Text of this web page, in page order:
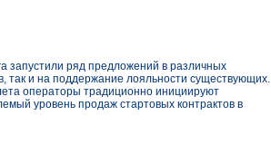
запустили ряд предложений в различных
так и на поддержание лояльности существующих.
операторы традиционно инициируют
уровень продаж стартовых контрактов в